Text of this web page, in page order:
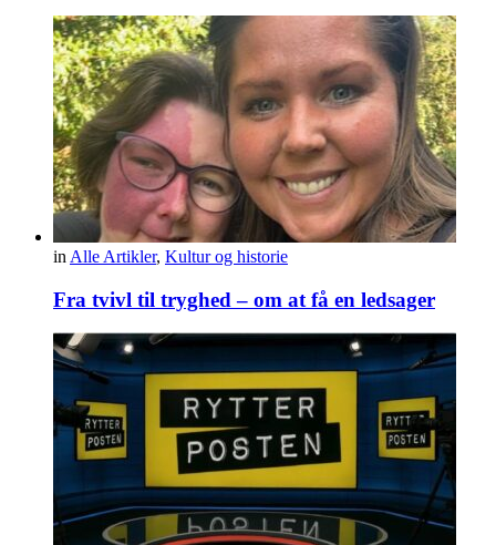
in Alle Artikler, Kultur og historie
Fra tvivl til tryghed – om at få en ledsager